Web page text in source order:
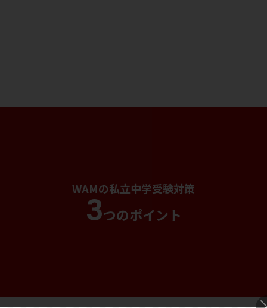
WAMの私立中学受験対策
3つのポイント